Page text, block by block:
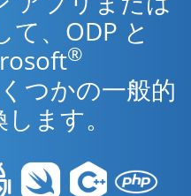
て、ODP と
®
つかの一般的
ます。